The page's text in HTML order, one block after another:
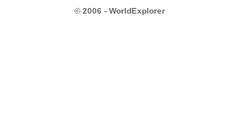
© 2006 - WorldExplorer